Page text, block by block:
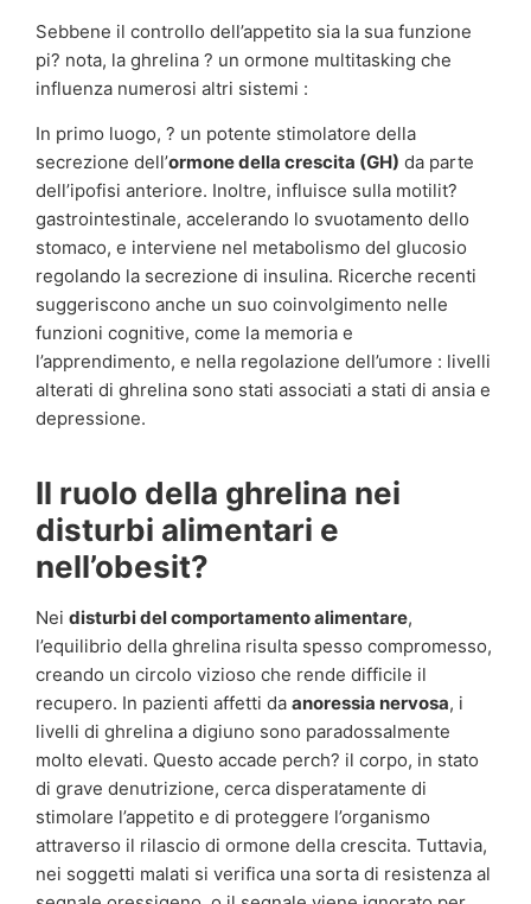
Sebbene il controllo dell’appetito sia la sua funzione
pi? nota, la ghrelina ? un ormone multitasking che
influenza numerosi altri sistemi :
In primo luogo, ? un potente stimolatore della
secrezione dell’ormone della crescita (GH) da parte
dell’ipofisi anteriore. Inoltre, influisce sulla motilit?
gastrointestinale, accelerando lo svuotamento dello
stomaco, e interviene nel metabolismo del glucosio
regolando la secrezione di insulina. Ricerche recenti
suggeriscono anche un suo coinvolgimento nelle
funzioni cognitive, come la memoria e
l’apprendimento, e nella regolazione dell’umore : livelli
alterati di ghrelina sono stati associati a stati di ansia e
depressione.
Il ruolo della ghrelina nei
disturbi alimentari e
nell’obesit?
Nei disturbi del comportamento alimentare,
l’equilibrio della ghrelina risulta spesso compromesso,
creando un circolo vizioso che rende difficile il
recupero. In pazienti affetti da anoressia nervosa, i
livelli di ghrelina a digiuno sono paradossalmente
molto elevati. Questo accade perch? il corpo, in stato
di grave denutrizione, cerca disperatamente di
stimolare l’appetito e di proteggere l’organismo
attraverso il rilascio di ormone della crescita. Tuttavia,
nei soggetti malati si verifica una sorta di resistenza al